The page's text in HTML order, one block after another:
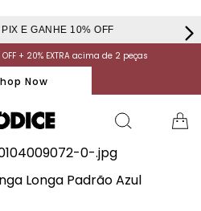
E GANHE 10% OFF
+ 20% EXTRA acima de 2 peças
Now
Longa Padrão Azul